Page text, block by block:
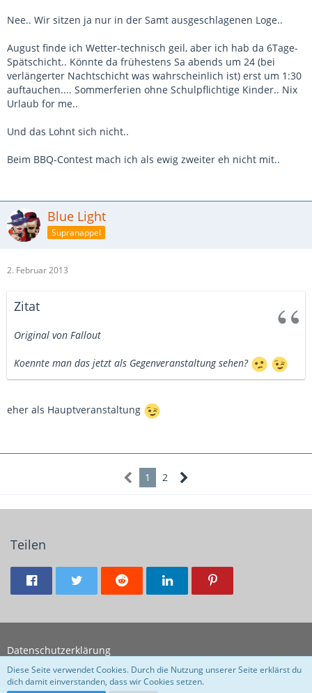
Nee.. Wir sitzen ja nur in der Samt ausgeschlagenen Loge..
August finde ich Wetter-technisch geil, aber ich hab da 6Tage-
Spätschicht.. Könnte da frühestens Sa abends um 24 (bei
verlängerter Nachtschicht was wahrscheinlich ist) erst um 1:30
auftauchen.... Sommerferien ohne Schulpflichtige Kinder.. Nix
Urlaub for me..
Und das Lohnt sich nicht..
Beim BBQ-Contest mach ich als ewig zweiter eh nicht mit..
Blue Light
Supranappel
2. Februar 2013
Zitat
Original von Fallout
Koennte man das jetzt als Gegenveranstaltung sehen?
eher als Hauptveranstaltung
1 2
Teilen
Datenschutzerklärung
Diese Seite verwendet Cookies. Durch die Nutzung unserer Seite erklärst du
dich damit einverstanden, dass wir Cookies setzen.